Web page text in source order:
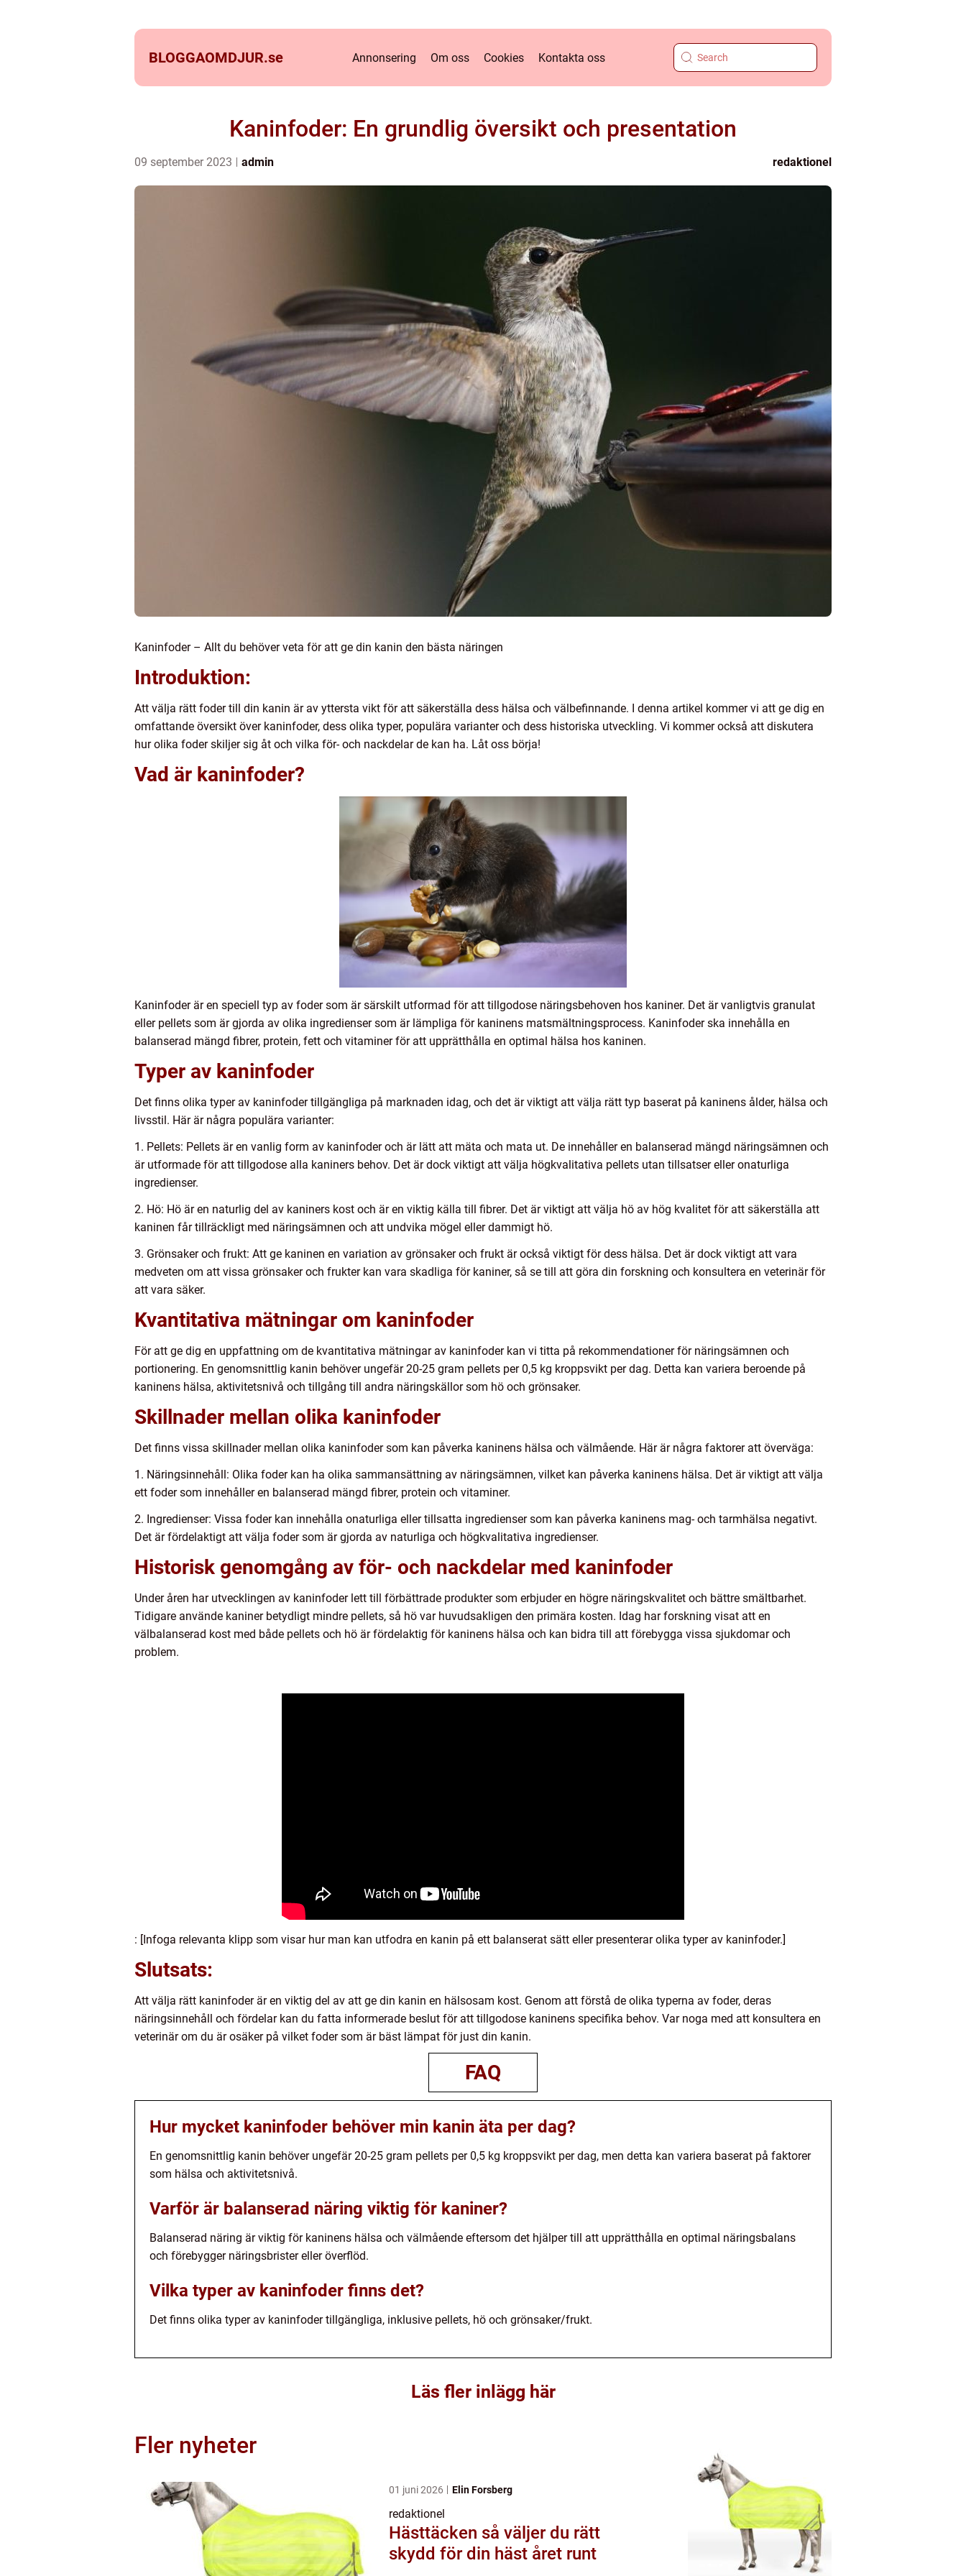
BLOGGAOMDJUR.se Annonsering Om oss Cookies Kontakta oss
Kaninfoder: En grundlig översikt och presentation
09 september 2023 admin redaktionel
Kaninfoder – Allt du behöver veta för att ge din kanin den bästa näringen
Introduktion:
Att välja rätt foder till din kanin är av yttersta vikt för att säkerställa dess hälsa och välbefinnande. I denna artikel kommer vi att ge dig en
omfattande översikt över kaninfoder, dess olika typer, populära varianter och dess historiska utveckling. Vi kommer också att diskutera
hur olika foder skiljer sig åt och vilka för- och nackdelar de kan ha. Låt oss börja!
Vad är kaninfoder?
Kaninfoder är en speciell typ av foder som är särskilt utformad för att tillgodose näringsbehoven hos kaniner. Det är vanligtvis granulat
eller pellets som är gjorda av olika ingredienser som är lämpliga för kaninens matsmältningsprocess. Kaninfoder ska innehålla en
balanserad mängd fibrer, protein, fett och vitaminer för att upprätthålla en optimal hälsa hos kaninen.
Typer av kaninfoder
Det finns olika typer av kaninfoder tillgängliga på marknaden idag, och det är viktigt att välja rätt typ baserat på kaninens ålder, hälsa och
livsstil. Här är några populära varianter:
1. Pellets: Pellets är en vanlig form av kaninfoder och är lätt att mäta och mata ut. De innehåller en balanserad mängd näringsämnen och
är utformade för att tillgodose alla kaniners behov. Det är dock viktigt att välja högkvalitativa pellets utan tillsatser eller onaturliga
ingredienser.
2. Hö: Hö är en naturlig del av kaniners kost och är en viktig källa till fibrer. Det är viktigt att välja hö av hög kvalitet för att säkerställa att
kaninen får tillräckligt med näringsämnen och att undvika mögel eller dammigt hö.
3. Grönsaker och frukt: Att ge kaninen en variation av grönsaker och frukt är också viktigt för dess hälsa. Det är dock viktigt att vara
medveten om att vissa grönsaker och frukter kan vara skadliga för kaniner, så se till att göra din forskning och konsultera en veterinär för
att vara säker.
Kvantitativa mätningar om kaninfoder
För att ge dig en uppfattning om de kvantitativa mätningar av kaninfoder kan vi titta på rekommendationer för näringsämnen och
portionering. En genomsnittlig kanin behöver ungefär 20-25 gram pellets per 0,5 kg kroppsvikt per dag. Detta kan variera beroende på
kaninens hälsa, aktivitetsnivå och tillgång till andra näringskällor som hö och grönsaker.
Skillnader mellan olika kaninfoder
Det finns vissa skillnader mellan olika kaninfoder som kan påverka kaninens hälsa och välmående. Här är några faktorer att överväga:
1. Näringsinnehåll: Olika foder kan ha olika sammansättning av näringsämnen, vilket kan påverka kaninens hälsa. Det är viktigt att välja
ett foder som innehåller en balanserad mängd fibrer, protein och vitaminer.
2. Ingredienser: Vissa foder kan innehålla onaturliga eller tillsatta ingredienser som kan påverka kaninens mag- och tarmhälsa negativt.
Det är fördelaktigt att välja foder som är gjorda av naturliga och högkvalitativa ingredienser.
Historisk genomgång av för- och nackdelar med kaninfoder
Under åren har utvecklingen av kaninfoder lett till förbättrade produkter som erbjuder en högre näringskvalitet och bättre smältbarhet.
Tidigare använde kaniner betydligt mindre pellets, så hö var huvudsakligen den primära kosten. Idag har forskning visat att en
välbalanserad kost med både pellets och hö är fördelaktig för kaninens hälsa och kan bidra till att förebygga vissa sjukdomar och
problem.
: [Infoga relevanta klipp som visar hur man kan utfodra en kanin på ett balanserat sätt eller presenterar olika typer av kaninfoder.]
Slutsats:
Att välja rätt kaninfoder är en viktig del av att ge din kanin en hälsosam kost. Genom att förstå de olika typerna av foder, deras
näringsinnehåll och fördelar kan du fatta informerade beslut för att tillgodose kaninens specifika behov. Var noga med att konsultera en
veterinär om du är osäker på vilket foder som är bäst lämpat för just din kanin.
FAQ
Hur mycket kaninfoder behöver min kanin äta per dag?
En genomsnittlig kanin behöver ungefär 20-25 gram pellets per 0,5 kg kroppsvikt per dag, men detta kan variera baserat på faktorer
som hälsa och aktivitetsnivå.
Varför är balanserad näring viktig för kaniner?
Balanserad näring är viktig för kaninens hälsa och välmående eftersom det hjälper till att upprätthålla en optimal näringsbalans
och förebygger näringsbrister eller överflöd.
Vilka typer av kaninfoder finns det?
Det finns olika typer av kaninfoder tillgängliga, inklusive pellets, hö och grönsaker/frukt.
Läs fler inlägg här
Fler nyheter
01 juni 2026 Elin Forsberg
redaktionel
Hästtäcken så väljer du rätt
skydd för din häst året runt